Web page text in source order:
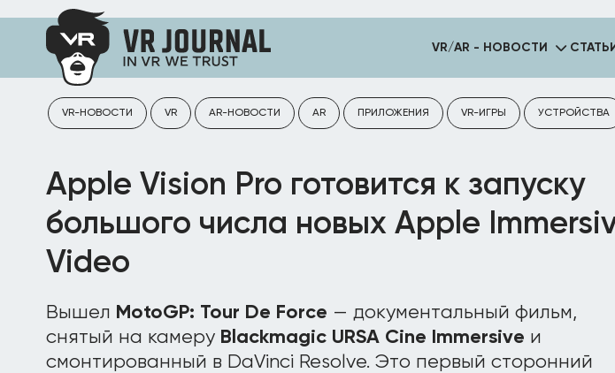
VR/AR - НОВОСТИ
VR-НОВОСТИ VR AR-НОВОСТИ AR ПРИЛОЖЕНИЯ VR-ИГРЫ УСТРОЙСТВА
Apple Vision Pro готовится к запуску
большого числа новых Apple
Video
Вышел MotoGP: Tour De Force — документальный фильм,
снятый на камеру Blackmagic URSA Cine Immersive и
смонтированный в DaVinci Resolve. Это первый сторонний